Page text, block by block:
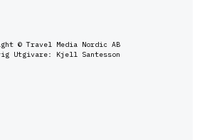
© Travel Media Nordic AB
Utgivare: Kjell Santesson